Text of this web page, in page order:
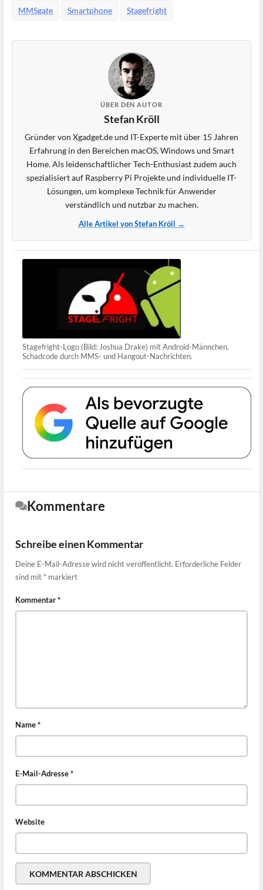
MMSgate Smartphone Stagefright
ÜBER DEN AUTOR
Stefan Kröll
Gründer von Xgadget.de und IT-Experte mit über 15 Jahren
Erfahrung in den Bereichen macOS, Windows und Smart
Home. Als leidenschaftlicher Tech-Enthusiast zudem auch
spezialisiert auf Raspberry Pi Projekte und individuelle IT-
Lösungen, um komplexe Technik für Anwender
verständlich und nutzbar zu machen.
Alle Artikel von Stefan Kröll →
Stagefright-Logo (Bild: Joshua Drake) mit Android-Männchen.
Schadcode durch MMS- und Hangout-Nachrichten.
Kommentare
Schreibe einen Kommentar
Deine E-Mail-Adresse wird nicht veröffentlicht. Erforderliche Felder
sind mit * markiert
Kommentar*
Name*
E-Mail-Adresse*
Website